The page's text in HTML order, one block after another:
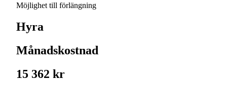
Möjlighet till förlängning
Hyra
Månadskostnad
15 362 kr